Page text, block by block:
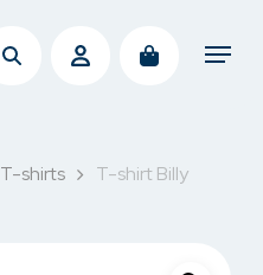
Menu
T-shirts
T-shirt Billy